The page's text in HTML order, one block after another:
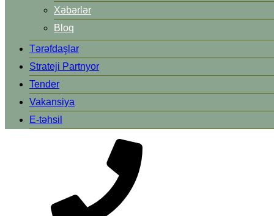
Xəbərlər
Bloq
Tərəfdaşlar
Strateji Partnyor
Tender
Vakansiya
E-təhsil